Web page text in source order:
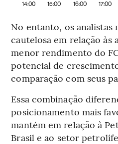
14:00 15:00 16:00 17:00
No entanto, os analistas
cautelosa em relação às
menor rendimento do
potencial de
comparação com seus
Essa combinação
posicionamento mais
mantém em relação à
Brasil e ao setor